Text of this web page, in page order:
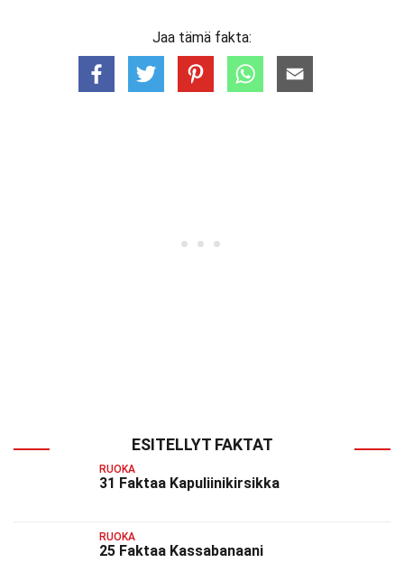
Jaa tämä fakta:
ESITELLYT FAKTAT
RUOKA
31 Faktaa Kapuliinikirsikka
RUOKA
25 Faktaa Kassabanaani